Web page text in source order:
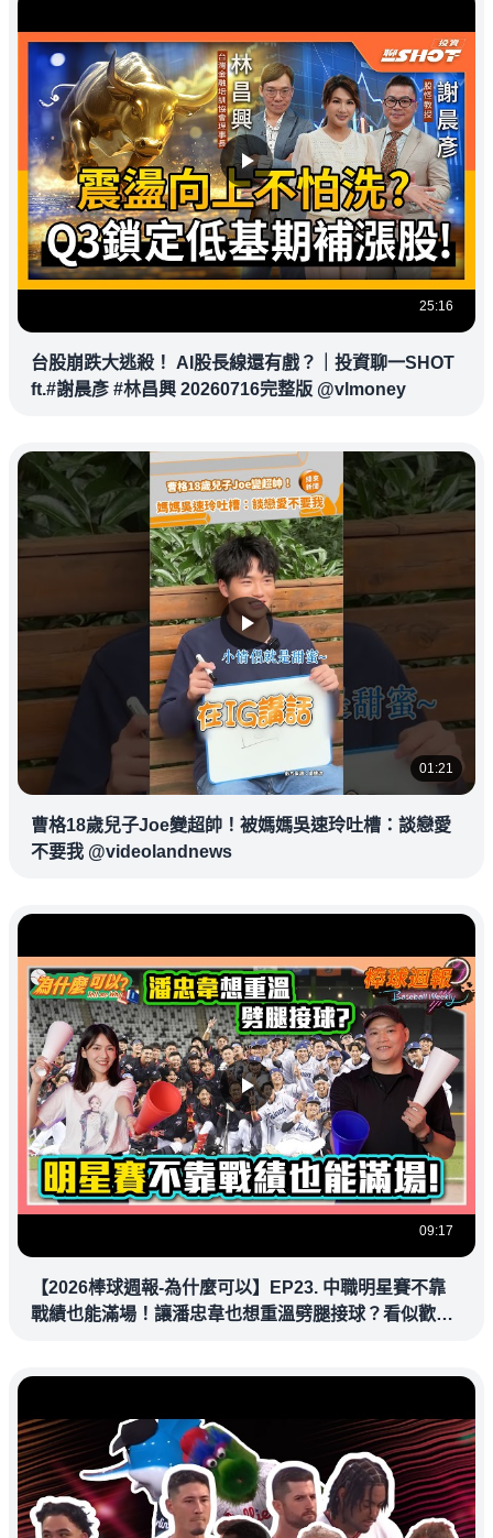
25:16
台股崩跌大逃殺！ AI股長線還有戲？｜投資聊一SHOT
ft.#謝晨彥 #林昌興 20260716完整版 @vlmoney
01:21
曹格18歲兒子Joe變超帥！被媽媽吳速玲吐槽：談戀愛
不要我 @videolandnews
09:17
【2026棒球週報-為什麼可以】EP23. 中職明星賽不靠
戰績也能滿場！讓潘忠韋也想重溫劈腿接球？看似歡樂